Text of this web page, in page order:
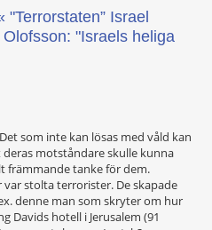
"Terrorstaten” Israel
Olofsson: "Israels heliga
som inte kan lösas med våld kan
motståndare skulle kunna
främmande tanke för dem.
stolta terrorister. De skapade
denne man som skryter om hur
Davids hotell i Jerusalem (91